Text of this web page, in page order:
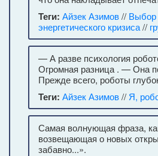
Теги: Айзек Азимов// Выбор
энергетического кризиса//
— А разве психология
Огромная разница . — Она
Прежде всего, роботы
Теги: Айзек Азимов// Я,
Самая волнующая фраза,
возвещающая о новых
забавно...».